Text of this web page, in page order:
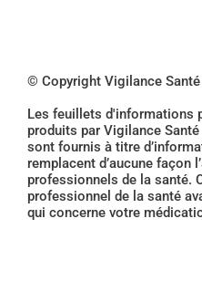
© Copyright Vigilance Santé
Les feuillets d'informations
produits par Vigilance
sont fournis à titre
remplacent d’aucune façon
professionnels de la santé.
professionnel de la santé
qui concerne votre